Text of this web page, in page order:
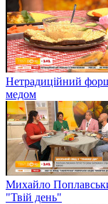
Нетрадиційний
медом
Михайло
"Твій день"